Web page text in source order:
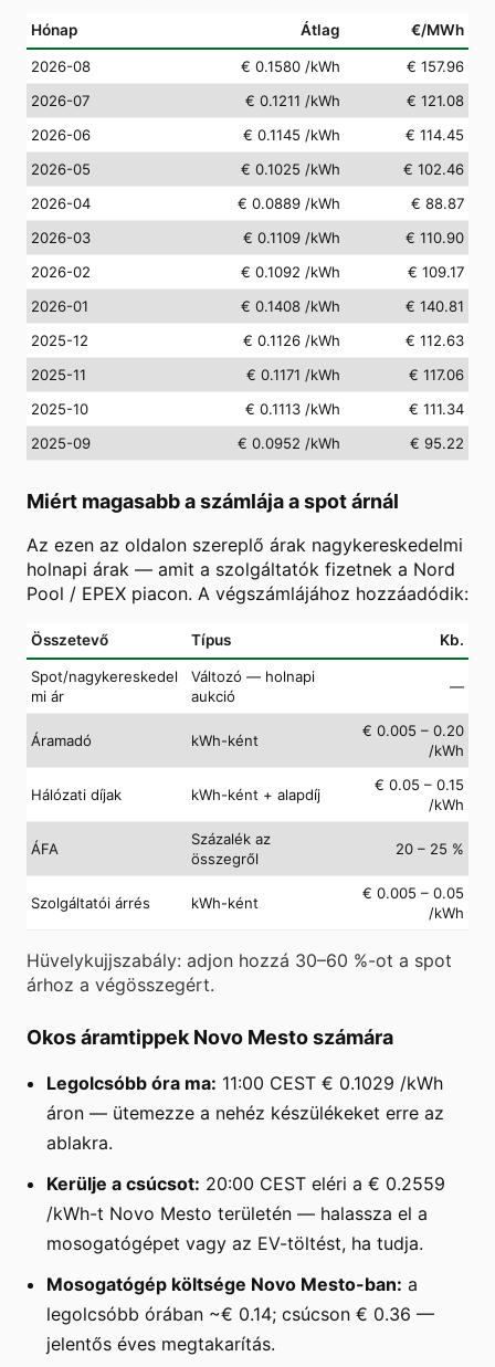
Hónap Átlag €/MWh
2026-08 € 0.1580 /kWh
€ 157.96
2026-07
€ 0.1211 /kWh
€ 121.08
2026-06
€ 0.1145 /kWh
€ 114.45
2026-05
€ 0.1025 /kWh
€ 102.46
2026-04
€ 0.0889 /kWh
€ 88.87
2026-03
€ 0.1109 /kWh
€ 110.90
2026-02
€ 0.1092 /kWh
€ 109.17
2026-01
€ 0.1408 /kWh
€ 140.81
2025-12
€ 0.1126 /kWh
€ 112.63
2025-11
€ 0.1171 /kWh
€ 117.06
2025-10
€ 0.1113 /kWh
€ 111.34
2025-09
€ 0.0952 /kWh € 95.22
Miért magasabb a számlája a spot árnál
Az ezen az oldalon szereplő árak nagykereskedelmi
holnapi árak — amit a szolgáltatók fizetnek a Nord
Pool / EPEX piacon. A végszámlájához hozzáadódik:
Összetevő Típus Kb.
Spot/nagykereskedel
mi ár
Változó — holnapi
aukció
—
Áramadó kWh-ként
€ 0.005 – 0.20
/kWh
Hálózati díjak kWh-ként + alapdíj
€ 0.05 – 0.15
/kWh
ÁFA
Százalék az
összegről
20 – 25 %
Szolgáltatói árrés kWh-ként
€ 0.005 – 0.05
/kWh
Hüvelykujjszabály: adjon hozzá 30–60 %-ot a spot
árhoz a végösszegért.
Okos áramtippek Novo Mesto számára
Legolcsóbb óra ma: 11:00 CEST € 0.1029 /kWh
áron — ütemezze a nehéz készülékeket erre az
ablakra.
Kerülje a csúcsot: 20:00 CEST eléri a € 0.2559
/kWh-t Novo Mesto területén — halassza el a
mosogatógépet vagy az EV-töltést, ha tudja.
Mosogatógép költsége Novo Mesto-ban: a
legolcsóbb órában ~€ 0.14; csúcson € 0.36 —
jelentős éves megtakarítás.